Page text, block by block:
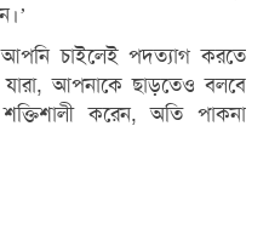
চাইলেই পদত্যাগ করতে
আপনাকে ছাড়তেও বলবে
করেন, অতি পাকনা